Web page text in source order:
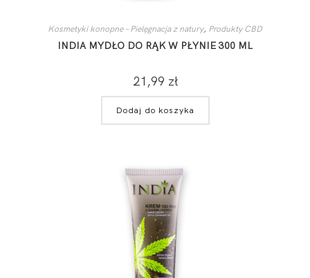
Kosmetyki konopne – Pielęgnacja z natury, Produkty CBD
INDIA MYDŁO DO RĄK W PŁYNIE 300 ML
21,99 zł
Dodaj do koszyka